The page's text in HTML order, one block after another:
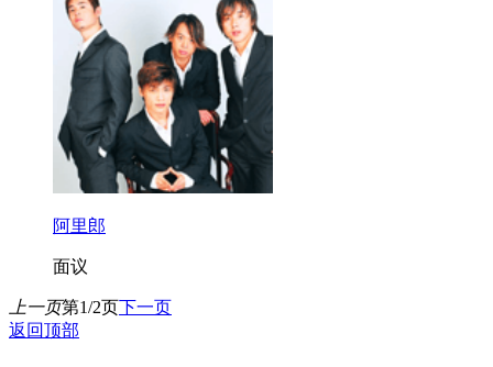
阿里郎
面议
上一页第1/2页下一页
返回顶部